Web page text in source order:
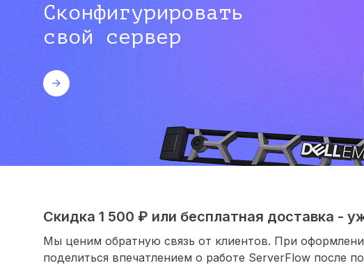
Сконфигурировать
свой сервер
Скидка 1 500 ₽ или бесплатная доставка -
Мы ценим обратную связь от клиентов. При
поделиться впечатлением о работе ServerFlow после